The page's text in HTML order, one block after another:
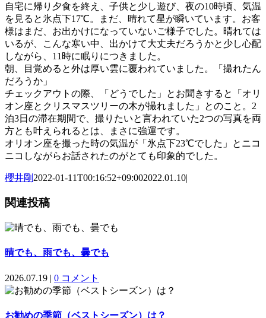
自宅に帰り夕食を終え、子供と少し遊び、夜の10時頃、気温
を見ると氷点下17℃。まだ、晴れて星が瞬いています。お客
様はまだ、お出かけになっていないご様子でした。晴れては
いるが、こんな寒い中、出かけて大丈夫だろうかと少し心配
しながら、11時に眠りにつきました。
朝、目覚めると外は厚い雲に覆われていました。「撮れたん
だろうか」
チェックアウトの際、「どうでした」とお聞きすると「オリ
オン座とクリスマスツリーの木が撮れました」とのこと。2
泊3日の滞在期間で、撮りたいと言われていた2つの写真を両
方とも叶えられるとは、まさに強運です。
オリオン座を撮った時の気温が「氷点下23℃でした」とニコ
ニコしながらお話されたのがとても印象的でした。
櫻井剛 2022-01-11T00:16:52+09:002022.01.10|
関連投稿
晴でも、雨でも、曇でも
2026.07.19 | 0 コメント
お勧めの季節（ベストシーズン）は？